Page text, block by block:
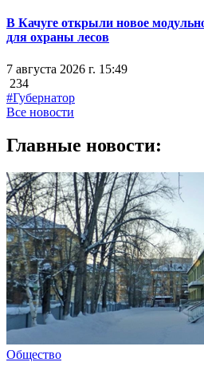
В Качуге открыли новое
для охраны лесов
7 августа 2026 г. 15:49
234
#Губернатор
Все новости
Главные новости:
Общество